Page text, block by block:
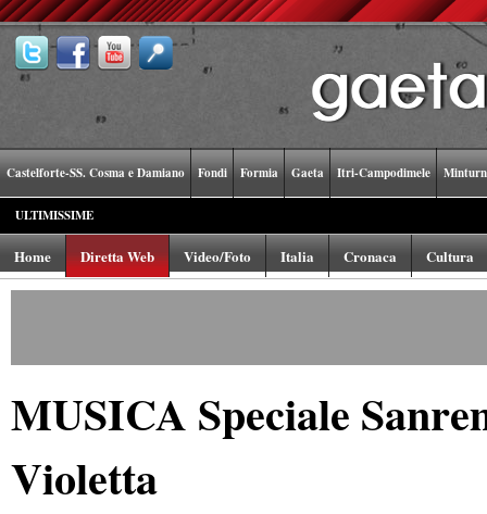
Castelforte-SS. Cosma e Damiano Fondi Formia Gaeta Itri-Campodimele
ULTIMISSIME
Home Diretta Web Video/Foto Italia Cronaca Cultura
MUSICA Speciale
Violetta